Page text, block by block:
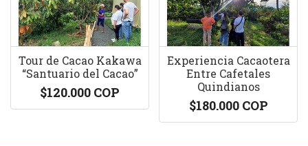
Tour de Cacao Kakawa
“Santuario del Cacao”
$120.000 COP
Experiencia Cacaotera
Entre Cafetales
Quindianos
$180.000 COP